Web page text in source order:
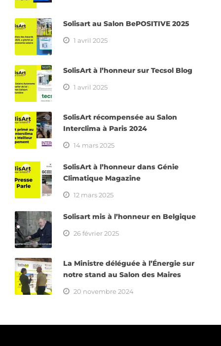
Solisart au Salon BePOSITIVE 2025
1 avril 2025
SolisArt à l’honneur sur Tecsol Blog
1 avril 2025
SolisArt récompensée au Salon
Interclima à Paris 2024
14 mars 2025
SolisArt à l’honneur dans Génie
Climatique Magazine
12 mars 2025
Solisart mis à l’honneur en Belgique
26 février 2025
La Ministre déléguée à l’Énergie sur
notre stand au Salon des Maires
20 novembre 2024